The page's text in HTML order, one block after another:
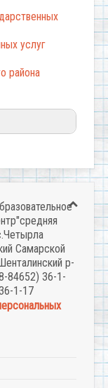
Самарской
р-
84652) 36-1-
1-17